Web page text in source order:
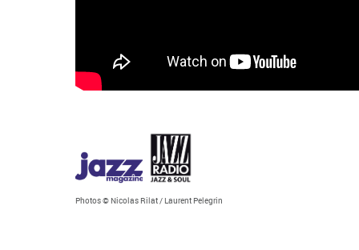
Photos © Nicolas Rilat / Laurent Pelegrin